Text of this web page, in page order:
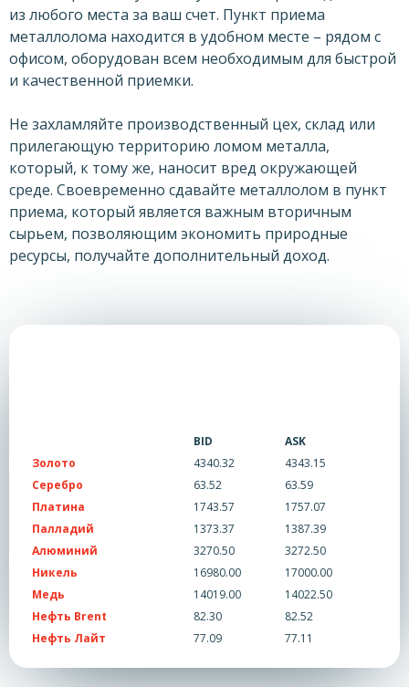
из любого места за ваш счет. Пункт приема
металлолома находится в удобном месте – рядом с
офисом, оборудован всем необходимым для быстрой
и качественной приемки.
Не захламляйте производственный цех, склад или
прилегающую территорию ломом металла,
который, к тому же, наносит вред окружающей
среде. Своевременно сдавайте металлолом в пункт
приема, который является важным вторичным
сырьем, позволяющим экономить природные
ресурсы, получайте дополнительный доход.
BID
ASK
Золото
4340.32
4343.15
Серебро
63.52
63.59
Платина
1743.57
1757.07
Палладий
1373.37
1387.39
Алюминий
3270.50
3272.50
Никель
16980.00
17000.00
Медь
14019.00
14022.50
Нефть Brent
82.30
82.52
Нефть Лайт
77.09 77.11